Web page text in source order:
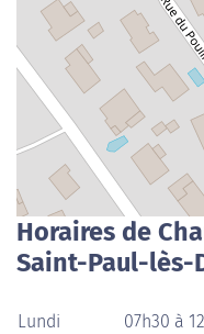
Horaires de
Saint-Paul-lès-
Lundi
07h30 à